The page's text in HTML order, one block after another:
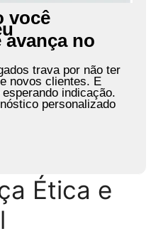
você
no
trava por não ter
novos clientes. E
indicação.
personalizado
Ética e